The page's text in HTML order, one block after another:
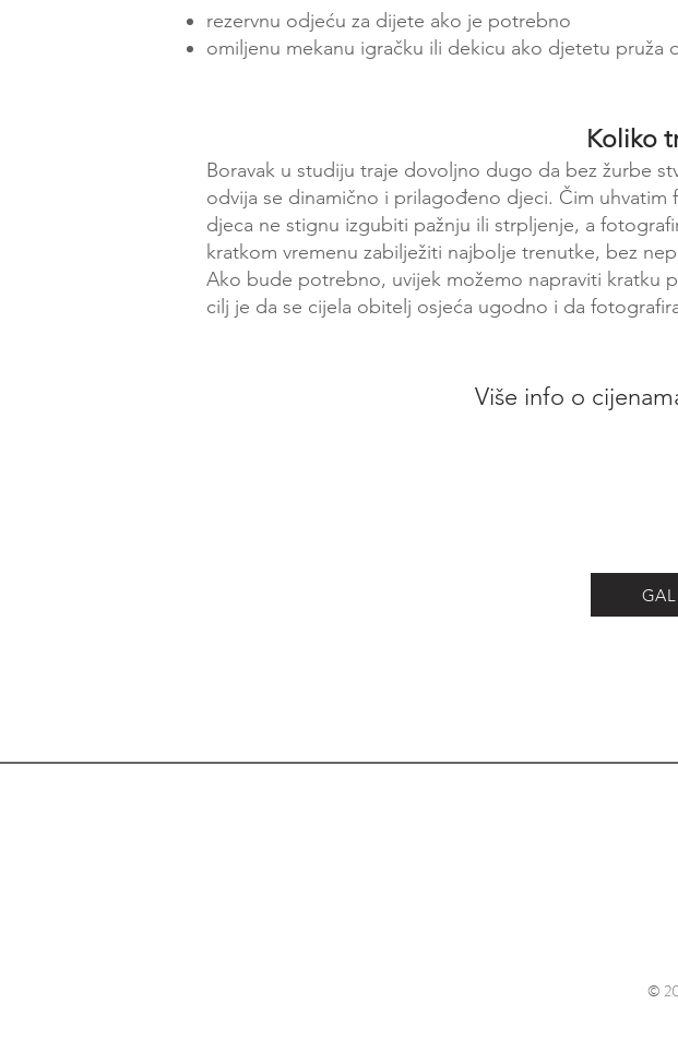
rezervnu odjeću za dijete ako je potrebno
omiljenu mekanu igračku ili dekicu ako djetetu pruža
Koliko
Boravak u studiju traje dovoljno dugo da bez žurbe
odvija se dinamično i prilagođeno djeci. Čim uhvatim
djeca ne stignu izgubiti pažnju ili strpljenje, a
kratkom vremenu zabilježiti najbolje trenutke, bez
Ako bude potrebno, uvijek možemo napraviti kratku
cilj je da se cijela obitelj osjeća ugodno i da
Više info o
©